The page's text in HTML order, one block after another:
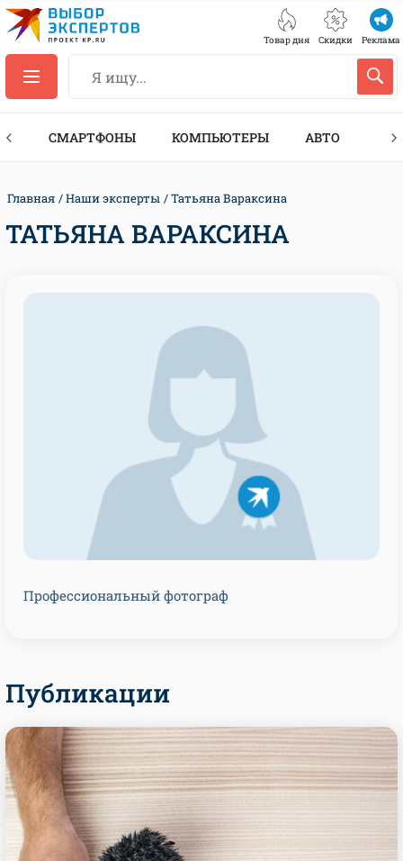
Товар дня Скидки Реклама
СМАРТФОНЫ КОМПЬЮТЕРЫ АВТО
Главная Наши эксперты Татьяна Вараксина
ТАТЬЯНА ВАРАКСИНА
Профессиональный фотограф
Публикации